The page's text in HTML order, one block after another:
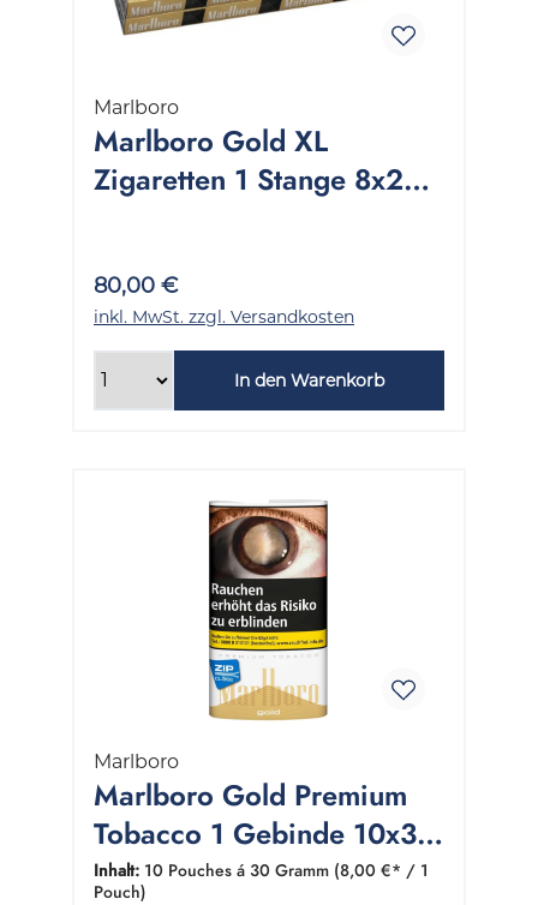
Marlboro
Marlboro Gold XL
Zigaretten 1 Stange 8x22
80,00 €
inkl. MwSt. zzgl. Versandkosten
In den Warenkorb
Marlboro
Marlboro Gold Premium
Tobacco 1 Gebinde 10x30
Gramm
Inhalt: 10 Pouches á 30 Gramm (8,00 €* / 1
Pouch)